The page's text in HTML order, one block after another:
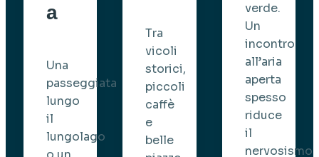
a
Una
passeggiata
lungo
il
lungolago
Tra
vicoli
storici,
piccoli
caffè
e
belle
verde.
Un
incontro
all’aria
aperta
spesso
riduce
il
nervosismo